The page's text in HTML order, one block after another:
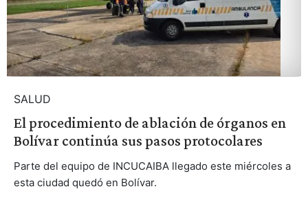
SALUD
El procedimiento de ablación de órganos en
Bolívar continúa sus pasos protocolares
Parte del equipo de INCUCAIBA llegado este miércoles a
esta ciudad quedó en Bolívar.